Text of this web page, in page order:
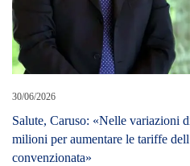
30/06/2026
Salute, Caruso: «Nelle variazioni
milioni per aumentare le tariffe
convenzionata»